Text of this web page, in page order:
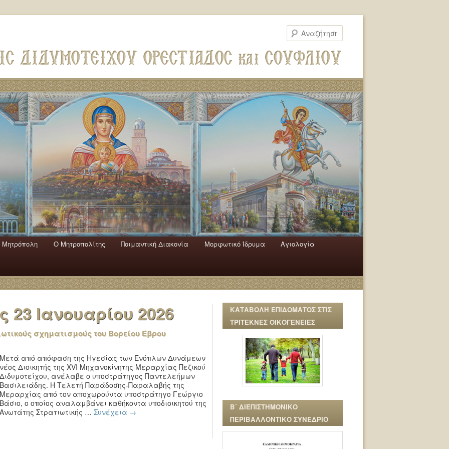
Mητρόπολη Ο Mητροπολίτης Ποιμαντική Διακονία Μορφωτικό Ίδρυμα Αγιολογία
23 Ιανουαρίου 2026
σχηματισμούς του Βορείου Έβρου
Μετά από απόφαση της Ηγεσίας των Ενόπλων Δυνάμεων
νέος Διοικητής της XVI Μηχανοκίνητης Μεραρχίας Πεζικού
Διδυμοτείχου, ανέλαβε ο υποστράτηγος Παντελεήμων
Βασιλειάδης. Η Τελετή Παράδοσης-Παραλαβής της
Μεραρχίας από τον αποχωρούντα υποστράτηγο Γεώργιο
Βάσιο, ο οποίος αναλαμβάνει καθήκοντα υποδιοικητού της
Ανωτάτης Στρατιωτικής … Συνέχεια →
ΚΑΤΑΒΟΛΗ ΕΠΙΔΟΜΑΤΟΣ ΣΤΙΣ
ΤΡΙΤΕΚΝΕΣ ΟΙΚΟΓΕΝΕΙΕΣ
Β΄ ΔΙΕΠΙΣΤΗΜΟΝΙΚΟ
ΠΕΡΙΒΑΛΛΟΝΤΙΚΟ ΣΥΝΕΔΡΙΟ